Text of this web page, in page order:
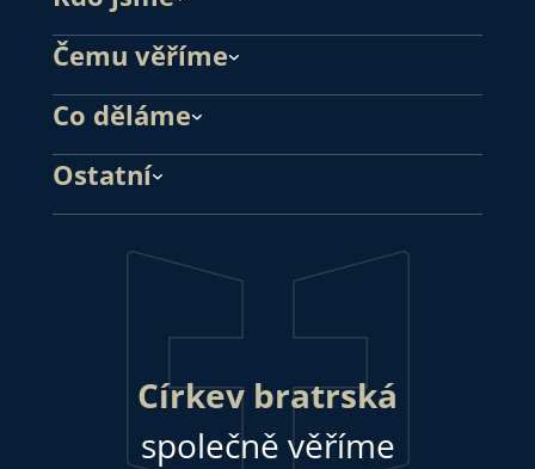
Čemu věříme
Co děláme
Ostatní
Církev bratrská
společně věříme